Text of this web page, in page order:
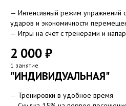
— Интенсивный режим упражнений
ударов и экономичности
— Игры на счет с тренерами и
2 000 ₽
1 занятие
"ИНДИВИДУАЛЬНАЯ"
— Тренировки в удобное время